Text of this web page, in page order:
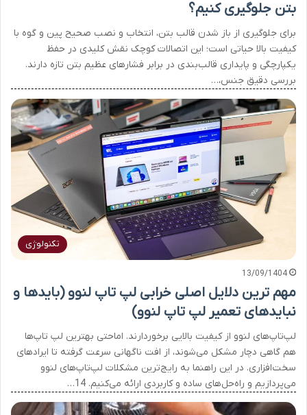
بتن جلوگیری کنیم؟
برای جلوگیری از باز شدن قالب بتن، انتخاب و نصب صحیح پین و گوه با
کیفیت بالا حیاتی است؛ این اتصالات کوچک نقش کلیدی در حفظ
یکپارچگی و پایداری قالب‌بندی در برابر فشارهای عظیم بتن تازه دارند.
بررسی دقیق جنس،…
تکنولوژی
13/09/1404
مهم ترین دلایل اصلی خرابی لپ تاپ لنوو (بایدها و
نبایدهای تعمیر لپ تاپ لنوو)
لپ‌تاپ‌های لنوو از کیفیت بالایی برخوردارند. اماحتی بهترین لپ تاپ‌ها
هم گاهی دچار مشکل می‌شوند، از افت ناگهانی سرعت گرفته تا ایرادهای
سخت‌افزاری. در این راهنما به رایج‌ترین مشکلات لپ‌تاپ‌های لنوو
می‌پردازیم و راه‌حل‌های ساده و کاربردی ارائه می‌کنیم. 14…